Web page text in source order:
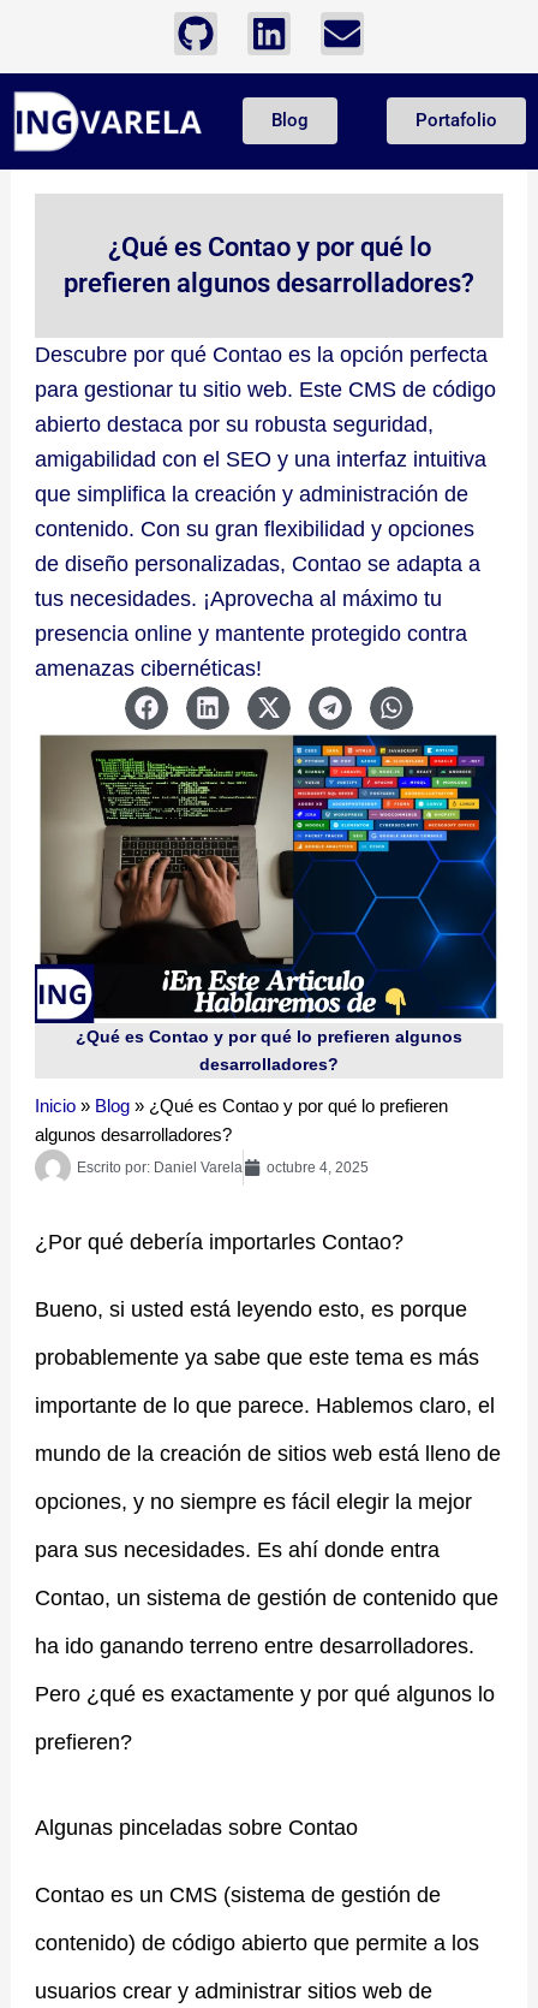
contenido
G
i
t
h
u
L
i
n
k
e
i
n
E
n
l
p
e
Blog Portafolio
¿Qué es Contao y por qué lo
prefieren algunos desarrolladores?
Descubre por qué Contao es la opción perfecta
para gestionar tu sitio web. Este CMS de código
abierto destaca por su robusta seguridad,
amigabilidad con el SEO y una interfaz intuitiva
que simplifica la creación y administración de
contenido. Con su gran flexibilidad y opciones
de diseño personalizadas, Contao se adapta a
tus necesidades. ¡Aprovecha al máximo tu
presencia online y mantente protegido contra
amenazas cibernéticas!
¿Qué es Contao y por qué lo prefieren algunos
desarrolladores?
Inicio» Blog» ¿Qué es Contao y por qué lo prefieren
algunos desarrolladores?
Escrito por:Daniel Varela octubre 4, 2025
¿Por qué debería importarles Contao?
Bueno, si usted está leyendo esto, es porque
probablemente ya sabe que este tema es más
importante de lo que parece. Hablemos claro, el
mundo de la creación de sitios web está lleno de
opciones, y no siempre es fácil elegir la mejor
para sus necesidades. Es ahí donde entra
Contao, un sistema de gestión de contenido que
ha ido ganando terreno entre desarrolladores.
Pero ¿qué es exactamente y por qué algunos lo
prefieren?
Algunas pinceladas sobre Contao
Contao es un CMS (sistema de gestión de
contenido) de código abierto que permite a los
usuarios crear y administrar sitios web de